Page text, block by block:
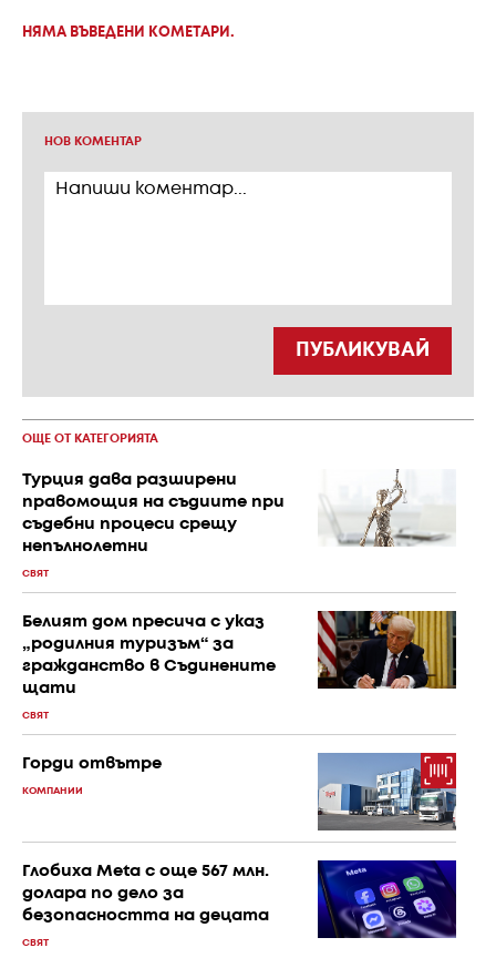
НЯМА ВЪВЕДЕНИ КОМЕТАРИ.
НОВ КОМЕНТАР
ПУБЛИКУВАЙ
ОЩЕ ОТ КАТЕГОРИЯТА
Турция дава разширени
правомощия на съдиите при
съдебни процеси срещу
непълнолетни
СВЯТ
Белият дом пресича с указ
„родилния туризъм“ за
гражданство в Съдинените
щати
СВЯТ
Горди отвътре
КОМПАНИИ
Глобиха Meta с още 567 млн.
долара по дело за
безопасността на децата
СВЯТ